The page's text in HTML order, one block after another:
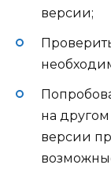
версии;
на
версии